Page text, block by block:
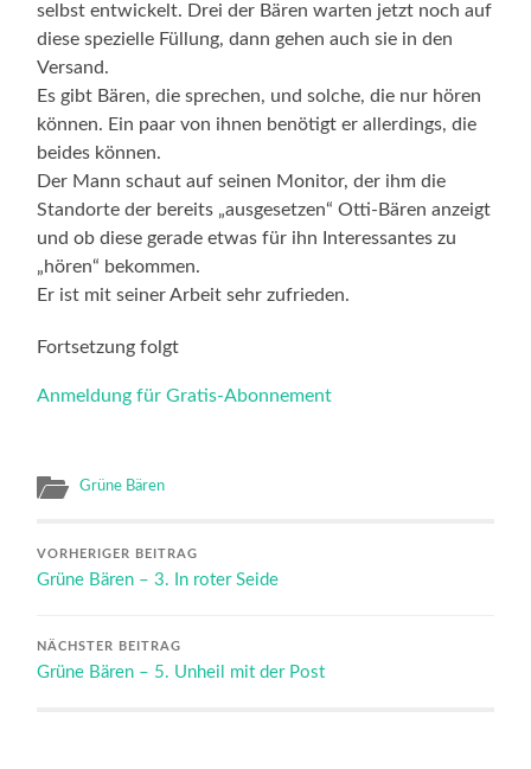
selbst entwickelt. Drei der Bären warten jetzt noch auf
diese spezielle Füllung, dann gehen auch sie in den
Versand.
Es gibt Bären, die sprechen, und solche, die nur hören
können. Ein paar von ihnen benötigt er allerdings, die
beides können.
Der Mann schaut auf seinen Monitor, der ihm die
Standorte der bereits „ausgesetzen“ Otti-Bären anzeigt
und ob diese gerade etwas für ihn Interessantes zu
„hören“ bekommen.
Er ist mit seiner Arbeit sehr zufrieden.
Fortsetzung folgt
Anmeldung für Gratis-Abonnement
Grüne Bären
VORHERIGER BEITRAG
Grüne Bären – 3. In roter Seide
NÄCHSTER BEITRAG
Grüne Bären – 5. Unheil mit der Post